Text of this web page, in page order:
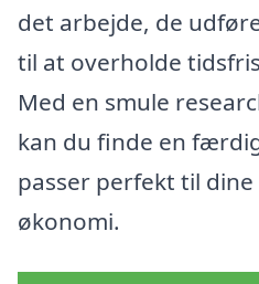
det arbejde, de
til at overholde
Med en smule
kan du finde en
passer perfekt til
økonomi.